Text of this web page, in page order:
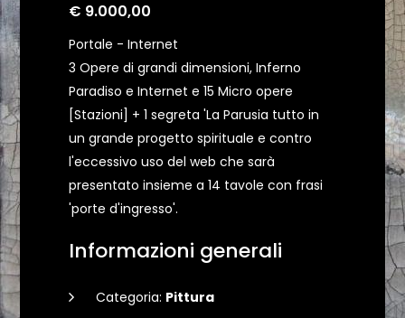
€ 9.000,00
Portale - Internet
3 Opere di grandi dimensioni, Inferno
Paradiso e Internet e 15 Micro opere
[Stazioni] + 1 segreta 'La Parusia tutto in
un grande progetto spirituale e contro
l'eccessivo uso del web che sarà
presentato insieme a 14 tavole con frasi
'porte d'ingresso'.
Informazioni generali
Categoria: Pittura